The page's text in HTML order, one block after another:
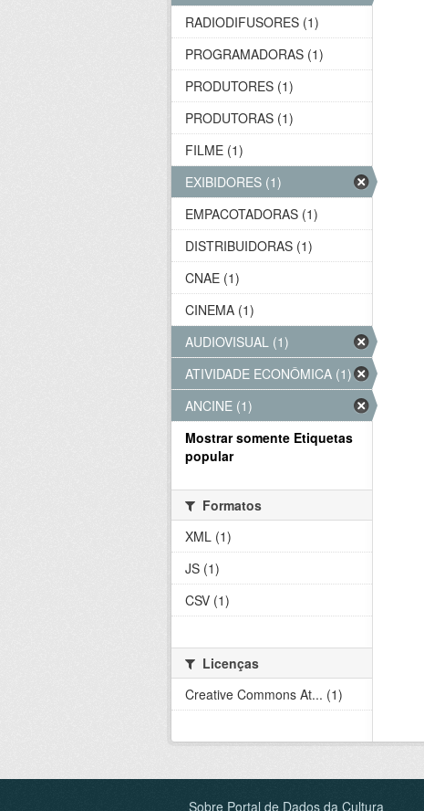
RADIODIFUSORES (1)
PROGRAMADORAS (1)
PRODUTORES (1)
PRODUTORAS (1)
FILME (1)
EXIBIDORES (1)
EMPACOTADORAS (1)
DISTRIBUIDORAS (1)
CNAE (1)
CINEMA (1)
AUDIOVISUAL (1)
ATIVIDADE ECONÔMICA (1)
ANCINE (1)
Mostrar somente Etiquetas
popular
Formatos
XML (1)
JS (1)
CSV (1)
Licenças
Creative Commons At... (1)
Sobre Portal de Dados da Cultura